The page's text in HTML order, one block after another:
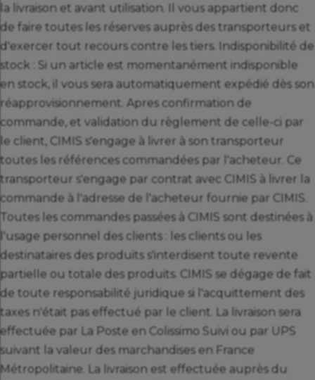
la livraison et avant utilisation. Il vous appartient donc
de faire toutes les réserves auprès des transporteurs et
d'exercer tout recours contre les tiers. Indisponibilité de
stock : Si un article est momentanément indisponible
en stock, il vous sera automatiquement expédié dès son
réapprovisionnement. Apres confirmation de
commande, et validation du règlement de celle-ci par
le client, CIMIS s'engage à livrer à son transporteur
toutes les références commandées par l'acheteur. Ce
transporteur s'engage par contrat avec CIMIS à livrer la
commande à l'adresse de l'acheteur fournie par CIMIS.
Toutes les commandes passées à CIMIS sont destinées à
l'usage personnel des clients : les clients ou les
destinataires des produits s'interdisent toute revente
partielle ou totale des produits. CIMIS se dégage de fait
de toute responsabilité juridique si l'acquittement des
taxes n'était pas effectué par le client. La livraison sera
effectuée par La Poste en Colissimo Suivi ou par UPS
suivant la valeur des marchandises en France
Métropolitaine. La livraison est effectuée auprès du